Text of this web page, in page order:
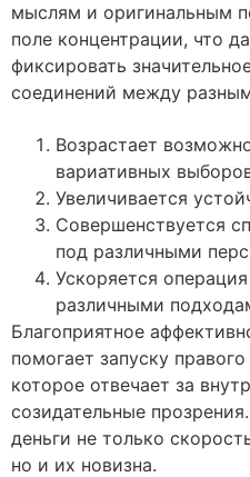
мыслям и оригинальным
поле концентрации, что
фиксировать
соединений между
Возрастает
вариативных
Увеличивается
Совершенствуется
под различными
Ускоряется
различными
Благоприятное
помогает запуску
которое отвечает за
созидательные
деньги не только
но и их новизна.